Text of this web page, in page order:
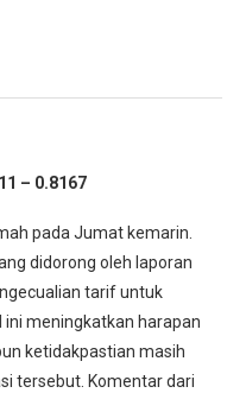
– 0.8167
pada Jumat kemarin.
didorong oleh laporan
tarif untuk
ini meningkatkan harapan
ketidakpastian masih
tersebut. Komentar dari